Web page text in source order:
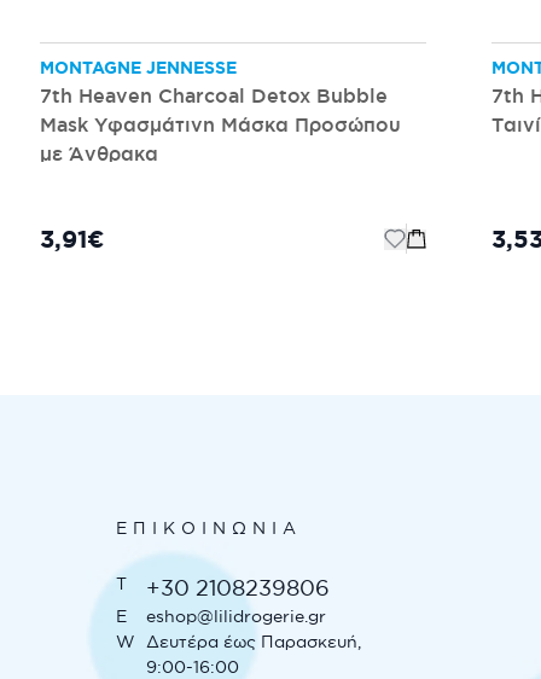
MONTAGNE JENNESSE
7th Heaven Charcoal Detox Bubble
Mask Υφασμάτινη Μάσκα Προσώπου
με Άνθρακα
3,91€
7th
ΕΠΙΚΟΙΝΩΝΊΑ
T +30 2108239806
E
eshop@lilidrogerie.gr
W
Δευτέρα έως Παρασκευή,
9:00-16:00